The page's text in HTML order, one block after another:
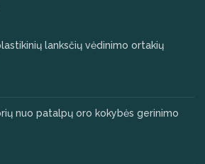
lanksčių vėdinimo ortakių
nuo patalpų oro kokybės gerinimo